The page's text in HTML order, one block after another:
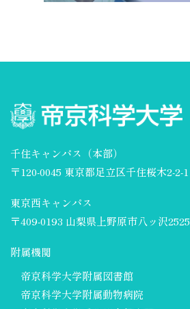
千住キャンパス（本部）
〒120-0045 東京都足立区千住桜木2-2-1
東京西キャンパス
〒409-0193 山梨県上野原市八ッ沢2525
附属機関
帝京科学大学附属図書館
帝京科学大学附属動物病院